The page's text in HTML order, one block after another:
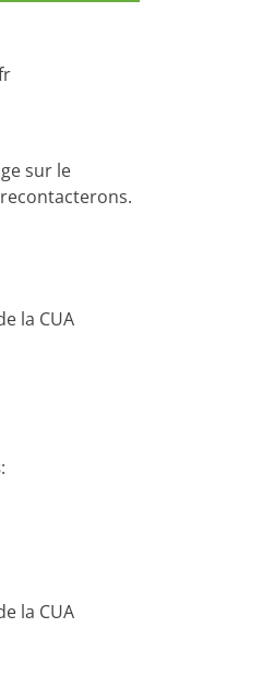
sur le
la CUA
:
la CUA